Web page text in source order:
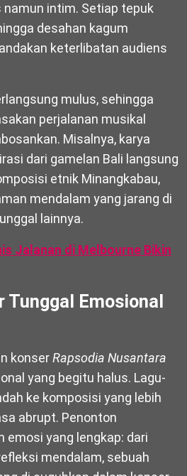
intim. Setiap tepuk
desahan kagum
keterlibatan audiens
mulus, sehingga
perjalanan musikal
Misalnya, karya
dari gamelan Bali langsung
etnik Minangkabau,
mendalam yang jarang di
lainnya.
Jalanan di Melbourne Bikin
Tunggal Emosional
konserRapsodia Nusantara
yang begitu halus. Lagu-
ke komposisi yang lebih
abrupt. Penonton
emosi yang lengkap: dari
mendalam, sebuah